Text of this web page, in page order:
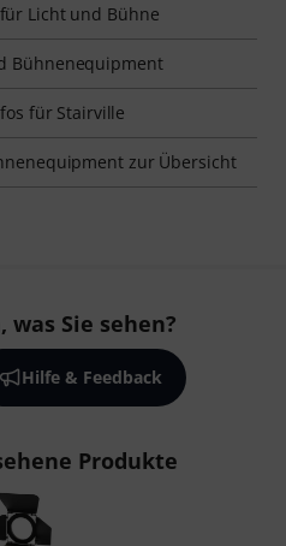
Licht und Bühne
Bühnenequipment
für Stairville
zur Übersicht
Sie sehen?
Hilfe & Feedback
Produkte